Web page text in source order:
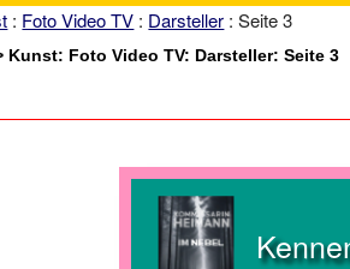
: Foto Video TV : Darsteller : Seite 3
Kunst: Foto Video TV: Darsteller: Seite 3